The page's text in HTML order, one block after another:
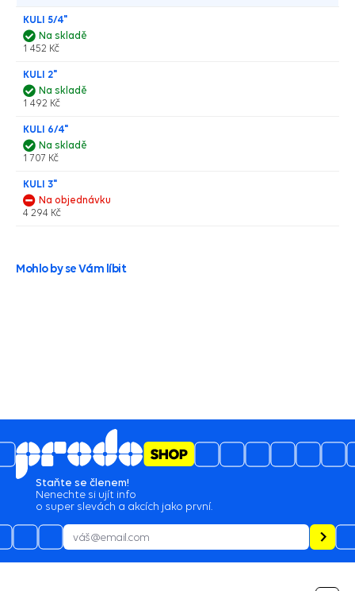
KULI 5/4"
Na skladě
1 452 Kč
KULI 2"
Na skladě
1 492 Kč
KULI 6/4"
Na skladě
1 707 Kč
KULI 3"
Na objednávku
4 294 Kč
Mohlo by se Vám líbit
2129hodnocení
03.08.2026